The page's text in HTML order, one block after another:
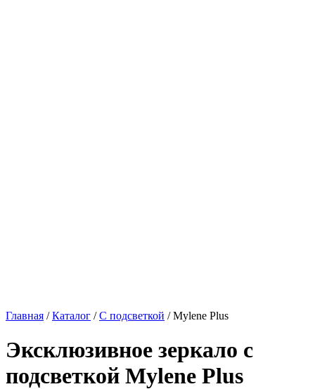
Главная /Каталог /С подсветкой /Mylene Plus
Эксклюзивное зеркало с
подсветкой Mylene Plus